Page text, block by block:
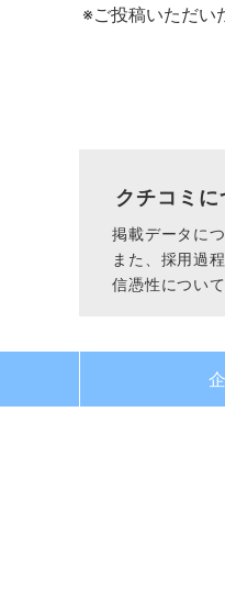
※ご投稿いただい
クチコミ
掲載データに
また、採用過
信憑性につい